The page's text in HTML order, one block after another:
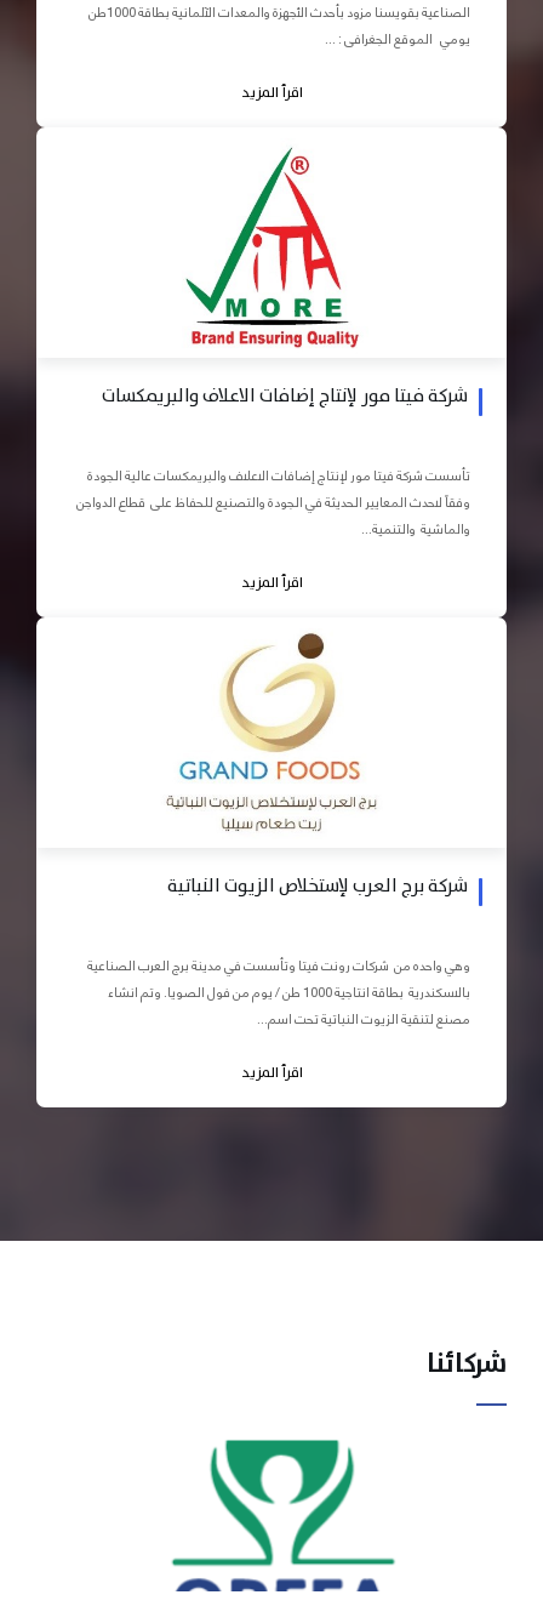
الصناعية بقويسنا مزود بأحدث الأجهزة والمعدات الآلمانية بطاقة 1000طن
يومي الموقع الجغرافى : ...
اقرأ المزيد
شركة فيتا مور لإنتاج إضافات الاعلاف والبريمكسات
تأسست شركة فيتا مور لإنتاج إضافات الاعلاف والبريمكسات عالية الجودة
وفقاً لاحدث المعايير الحديثة في الجودة والتصنيع للحفاظ على قطاع الدواجن
والماشية والتنمية...
اقرأ المزيد
شركة برج العرب لإستخلاص الزيوت النباتية
وهي واحده من شركات رونت فيتا وتأسست في مدينة برج العرب الصناعية
بالاسكندرية بطاقة انتاجية 1000 طن / يوم من فول الصويا. وتم انشاء
مصنع لتنقية الزيوت النباتية تحت اسم...
اقرأ المزيد
شركائنا